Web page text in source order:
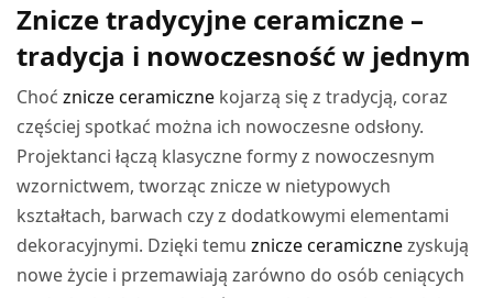
Znicze tradycyjne ceramiczne –
tradycja i nowoczesność w jednym
Choćznicze ceramiczne kojarzą się z tradycją, coraz
częściej spotkać można ich nowoczesne odsłony.
Projektanci łączą klasyczne formy z nowoczesnym
wzornictwem, tworząc znicze w nietypowych
kształtach, barwach czy z dodatkowymi elementami
dekoracyjnymi. Dzięki temuznicze ceramicznezyskują
nowe życie i przemawiają zarówno do osób ceniących